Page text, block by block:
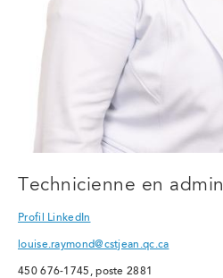
Technicienne en
Profil LinkedIn
louise.raymond@cstjean.qc.ca
450 676-1745, poste 2881